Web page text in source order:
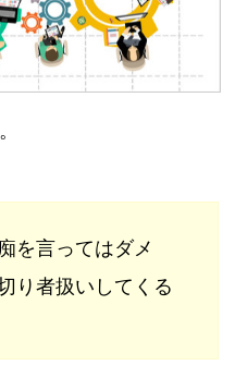
を言ってはダメ
り者扱いしてくる